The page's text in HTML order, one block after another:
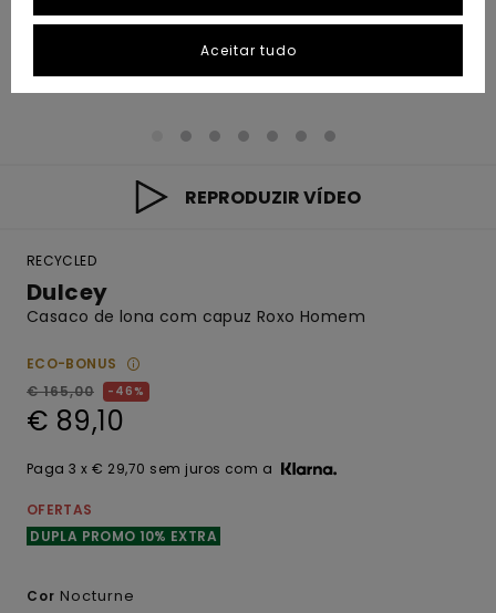
REPRODUZIR VÍDEO
RECYCLED
Dulcey
Casaco de lona com capuz Roxo Homem
ECO-BONUS
€ 165,00
46%
€ 89,10
Paga 3 x € 29,70 sem juros com a
OFERTAS
DUPLA PROMO 10% EXTRA
Cor Nocturne
Aceitar tudo